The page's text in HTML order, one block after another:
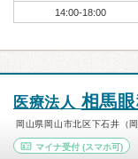
14:00-18:00
医療法人 相馬
岡山県岡山市北区下石井（
マイナ受付 (スマホ可)